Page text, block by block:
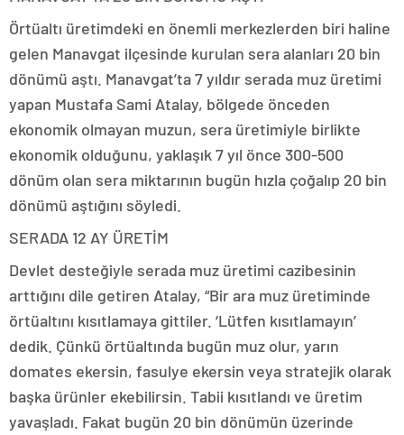
Örtüaltı üretimdeki en önemli merkezlerden biri haline
gelen Manavgat ilçesinde kurulan sera alanları 20 bin
dönümü aştı. Manavgat’ta 7 yıldır serada muz üretimi
yapan Mustafa Sami Atalay, bölgede önceden
ekonomik olmayan muzun, sera üretimiyle birlikte
ekonomik olduğunu, yaklaşık 7 yıl önce 300-500
dönüm olan sera miktarının bugün hızla çoğalıp 20 bin
dönümü aştığını söyledi.
SERADA 12 AY ÜRETİM
Devlet desteğiyle serada muz üretimi cazibesinin
arttığını dile getiren Atalay, “Bir ara muz üretiminde
örtüaltını kısıtlamaya gittiler. ‘Lütfen kısıtlamayın’
dedik. Çünkü örtüaltında bugün muz olur, yarın
domates ekersin, fasulye ekersin veya stratejik olarak
başka ürünler ekebilirsin. Tabii kısıtlandı ve üretim
yavaşladı. Fakat bugün 20 bin dönümün üzerinde